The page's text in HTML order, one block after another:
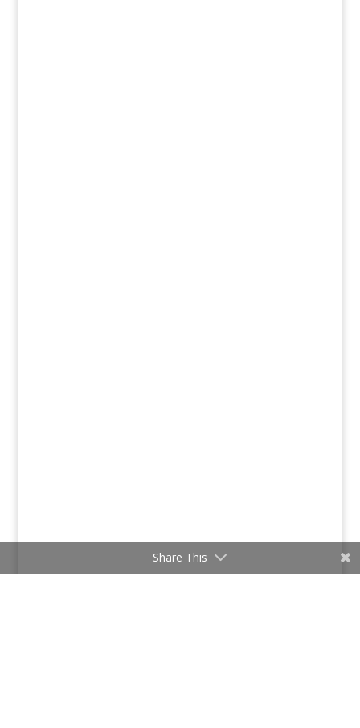
Share This